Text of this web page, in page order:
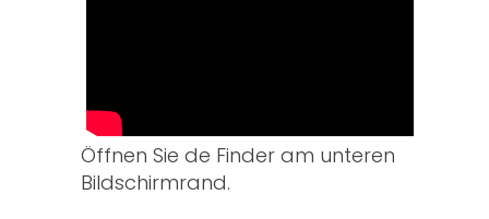
Öffnen Sie de Finder am unteren
Bildschirmrand.